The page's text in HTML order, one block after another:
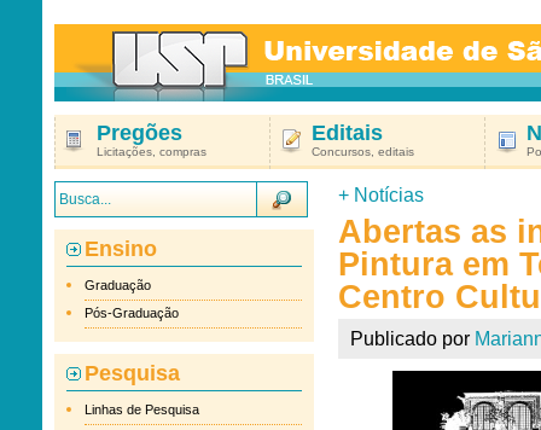
Pregões
Licitações, compras
Editais
Concursos, editais
Ensino
Graduação
Pós-Graduação
Pesquisa
Linhas de Pesquisa
+ Notícias
Abertas as
Pintura em
Centro
Publicado por